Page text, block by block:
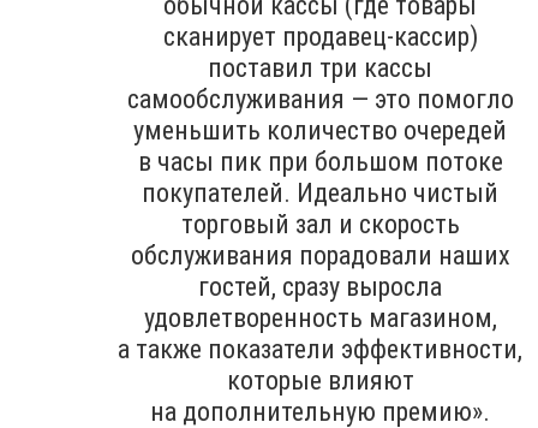
сканирует продавец-кассир)
поставил три кассы
самообслуживания — это помогло
уменьшить количество очередей
в часы пик при большом потоке
покупателей. Идеально чистый
торговый зал и скорость
обслуживания порадовали наших
гостей, сразу выросла
удовлетворенность магазином,
а также показатели эффективности,
которые влияют
на дополнительную премию».